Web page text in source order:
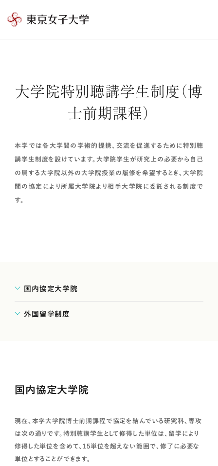
東
学
大学院特別聴講学生制度（博
士前期課程）
本学では各大学間の学術的提携、交流を促進するために特別聴
講学生制度を設けています。大学院学生が研究上の必要から自己
の属する大学院以外の大学院授業の履修を希望するとき、大学院
間の協定により所属大学院より相手大学院に委託される制度で
す。
国内協定大学院
外国留学制度
国内協定大学院
現在、本学大学院博士前期課程で協定を結んでいる研究科、専攻
は次の通りです。特別聴講学生として修得した単位は、留学により
修得した単位を含めて、15単位を超えない範囲で、修了に必要な
単位とすることができます。